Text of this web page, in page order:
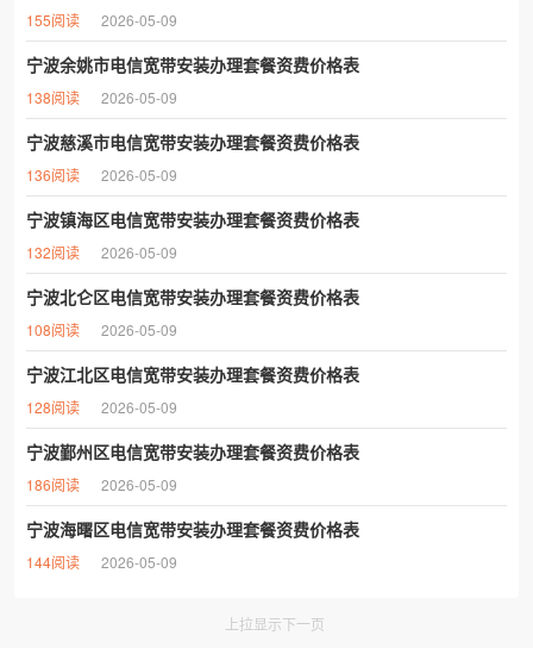
155阅读 2026-05-09
宁波余姚市电信宽带安装办理套餐资费价格表
138阅读 2026-05-09
宁波慈溪市电信宽带安装办理套餐资费价格表
136阅读 2026-05-09
宁波镇海区电信宽带安装办理套餐资费价格表
132阅读 2026-05-09
宁波北仑区电信宽带安装办理套餐资费价格表
108阅读 2026-05-09
宁波江北区电信宽带安装办理套餐资费价格表
128阅读 2026-05-09
宁波鄞州区电信宽带安装办理套餐资费价格表
186阅读 2026-05-09
宁波海曙区电信宽带安装办理套餐资费价格表
144阅读 2026-05-09
上拉显示下一页